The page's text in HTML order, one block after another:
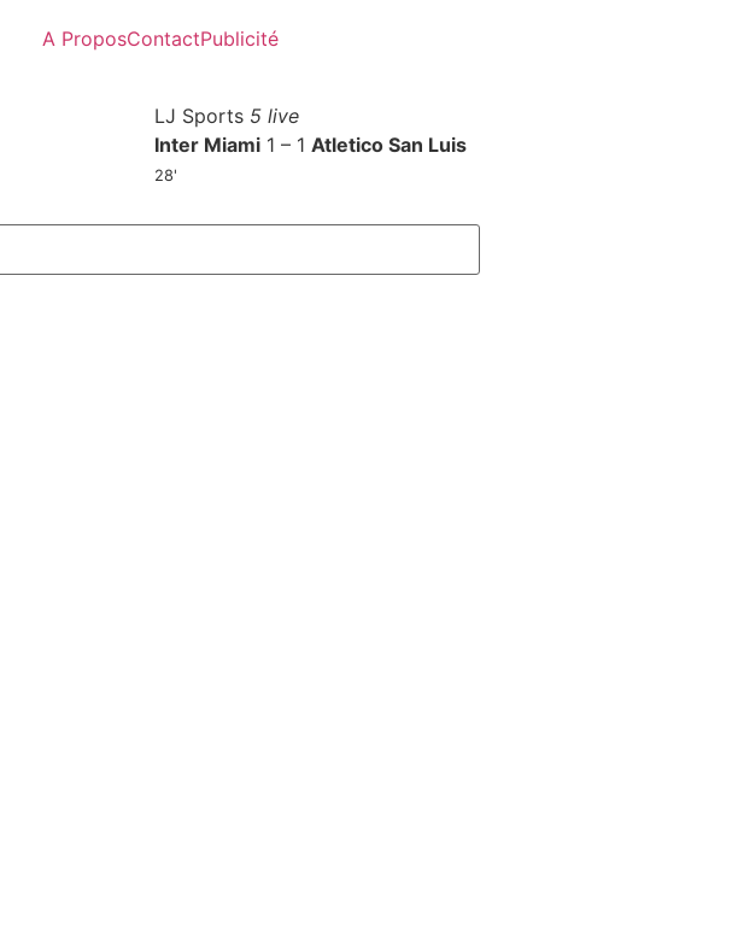
A ProposContactPublicité
LJ Sports 5 live
Inter Miami 1 – 1 Atletico San Luis
28'